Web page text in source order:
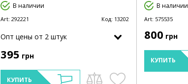
В наличии
Art: 292221 Код: 13202
Опт цены от 2 штук
395 грн
КУПИТЬ
В наличии
Art: 575535
800 грн
КУПИТЬ